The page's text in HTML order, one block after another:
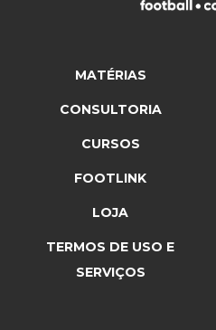
MATÉRIAS
CONSULTORIA
CURSOS
FOOTLINK
LOJA
TERMOS DE USO E
SERVIÇOS